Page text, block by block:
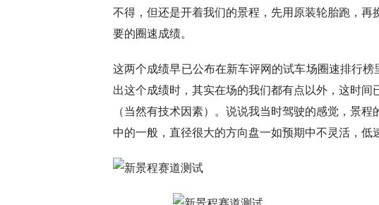
不得，但还是开着我们的景程，先用原装轮胎跑，
要的圈速成绩。
这两个成绩早已公布在新车评网的试车场圈速排行
出这个成绩时，其实在场的我们都有点以外，这时
（当然有技术因素）。说说我当时驾驶的感觉，景
中的一般，直径很大的方向盘一如预期中不灵活，